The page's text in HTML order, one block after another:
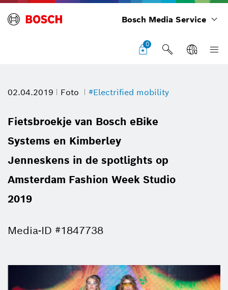
Bosch Media Service
0
02.04.2019 Foto #Electrified mobility
Fietsbroekje van Bosch eBike
Systems en Kimberley
Jenneskens in de spotlights op
Amsterdam Fashion Week Studio
2019
Media-ID #1847738